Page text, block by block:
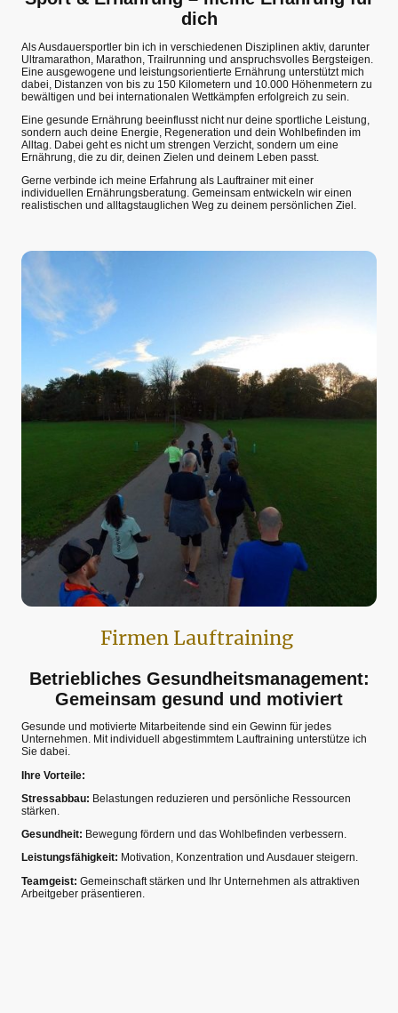
dich
Als Ausdauersportler bin ich in verschiedenen Disziplinen aktiv, darunter
Ultramarathon, Marathon, Trailrunning und anspruchsvolles Bergsteigen.
Eine ausgewogene und leistungsorientierte Ernährung unterstützt mich
dabei, Distanzen von bis zu 150 Kilometern und 10.000 Höhenmetern zu
bewältigen und bei internationalen Wettkämpfen erfolgreich zu sein.
Eine gesunde Ernährung beeinflusst nicht nur deine sportliche Leistung,
sondern auch deine Energie, Regeneration und dein Wohlbefinden im
Alltag. Dabei geht es nicht um strengen Verzicht, sondern um eine
Ernährung, die zu dir, deinen Zielen und deinem Leben passt.
Gerne verbinde ich meine Erfahrung als Lauftrainer mit einer
individuellen Ernährungsberatung. Gemeinsam entwickeln wir einen
realistischen und alltagstauglichen Weg zu deinem persönlichen Ziel.
Firmen Lauftraining
Betriebliches Gesundheitsmanagement:
Gemeinsam gesund und motiviert
Gesunde und motivierte Mitarbeitende sind ein Gewinn für jedes
Unternehmen. Mit individuell abgestimmtem Lauftraining unterstütze ich
Sie dabei.
Ihre Vorteile:
Stressabbau: Belastungen reduzieren und persönliche Ressourcen
stärken.
Gesundheit: Bewegung fördern und das Wohlbefinden verbessern.
Leistungsfähigkeit: Motivation, Konzentration und Ausdauer steigern.
Teamgeist: Gemeinschaft stärken und Ihr Unternehmen als attraktiven
Arbeitgeber präsentieren.